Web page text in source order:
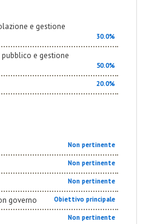
e gestione
30.0%
e gestione
50.0%
20.0%
Non pertinente
Non pertinente
Non pertinente
governo Obiettivo principale
Non pertinente